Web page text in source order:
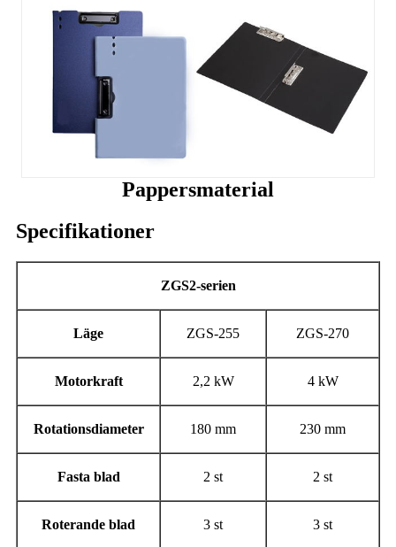
Pappersmaterial
Specifikationer
ZGS2-serien
Läge ZGS-255 ZGS-270
Motorkraft 2,2 kW 4 kW
Rotationsdiameter 180 mm 230 mm
Fasta blad 2 st 2 st
Roterande blad 3 st 3 st